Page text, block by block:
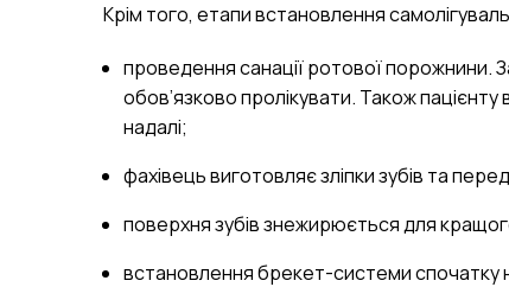
Крім того, етапи встановлення
проведення санації ротової порожнини.
обов’язково пролікувати. Також
надалі;
фахівець виготовляє зліпки зубів та
поверхня зубів знежирюється для
встановлення брекет-системи спочатку